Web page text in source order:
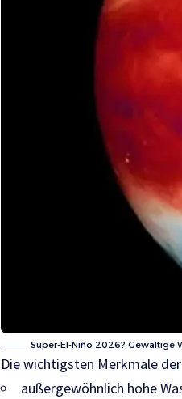
Super-El-Niño 2026? Gewaltige
Die wichtigsten Merkmale
außergewöhnlich hohe